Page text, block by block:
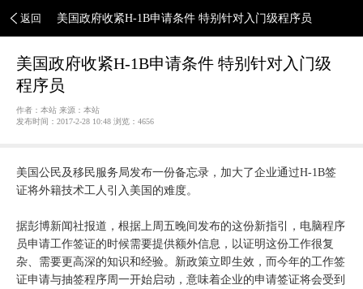
返回 美国政府收紧H-1B申请条件 特别针对入门级程序员
美国政府收紧H-1B申请条件 特别针对入门级
程序员
作者：本站 来源：本站
发布时间：2017-2-28 10:48 浏览： 4656
​美国公民及移民服务局发布一份备忘录，加大了企业通过H-1B签
证将外籍技术工人引入美国的难度。
据彭博新闻社报道，根据上周五晚间发布的这份新指引，电脑程序
员申请工作签证的时候需要提供额外信息，以证明这份工作很复
杂、需要更高深的知识和经验。新政策立即生效，而今年的工作签
证申请与抽签程序周一开始启动，意味着企业的申请签证将会受到